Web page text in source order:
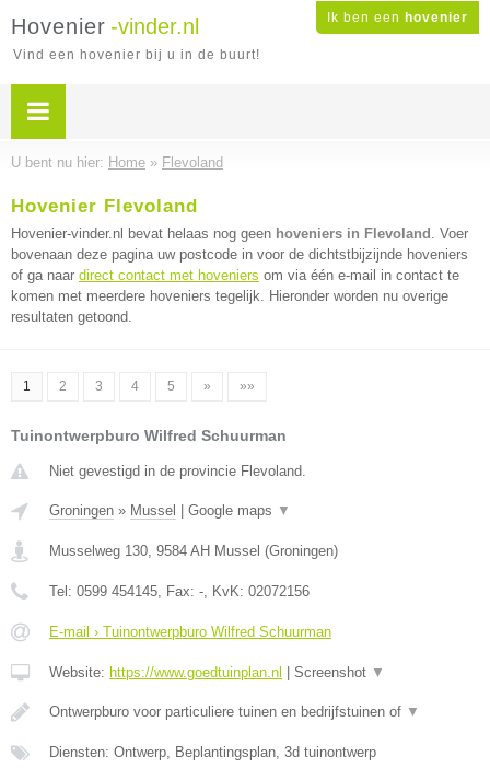
Ik ben een hovenier
Hovenier -vinder.nl
Vind een hovenier bij u in de buurt!
U bent nu hier: Home » Flevoland
Hovenier Flevoland
Hovenier-vinder.nl bevat helaas nog geen hoveniers in Flevoland . Voer
bovenaan deze pagina uw postcode in voor de dichtstbijzijnde hoveniers
of ga naar direct contact met hoveniers om via één e-mail in contact te
komen met meerdere hoveniers tegelijk. Hieronder worden nu overige
resultaten getoond.
1 2 3 4 5 » »»
Tuinontwerpburo Wilfred Schuurman
Niet gevestigd in de provincie Flevoland.
Groningen » Mussel Google maps ▼
Musselweg 130, 9584 AH Mussel (Groningen)
Tel: 0599 454145, Fax: -, KvK: 02072156
E-mail › Tuinontwerpburo Wilfred Schuurman
Website: https://www.goedtuinplan.nl Screenshot ▼
Ontwerpburo voor particuliere tuinen en bedrijfstuinen of ▼
Diensten: Ontwerp, Beplantingsplan, 3d tuinontwerp